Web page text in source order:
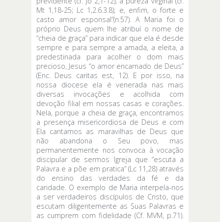
Mt 1,18-25; Lc 1,2.6.3.8); e, enfim, o forte e
casto amor esponsal”(n.57). A Maria foi o
próprio Deus quem lhe atribuí o nome de
“cheia de graça” para indicar que ela é desde
sempre e para sempre a amada, a eleita, a
predestinada para acolher o dom mais
precioso, Jesus “o amor encarnado de Deus”
(Enc. Deus caritas est, 12). E por isso, na
nossa diocese ela é venerada nas mais
diversas invocações e acolhida com
devoção filial em nossas casas e corações.
Nela, porque a cheia de graça, encontramos
a presença misericordiosa de Deus e com
Ela cantamos as maravilhas de Deus que
não abandona o Seu povo, mas
permanentemente nos convoca à vocação
discipular de sermos Igreja que “escuta a
Palavra e a põe em pratica” (Lc 11,28) através
do ensino das verdades da fé e da
caridade. O exemplo de Maria interpela-nos
a ser verdadeiros discípulos de Cristo, que
escutam diligentemente as Suas Palavras e
as cumprem com fidelidade (Cf. MVM, p.71).